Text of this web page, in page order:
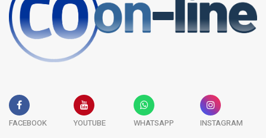
FACEBOOK YOUTUBE WHATSAPP INSTAGRAM